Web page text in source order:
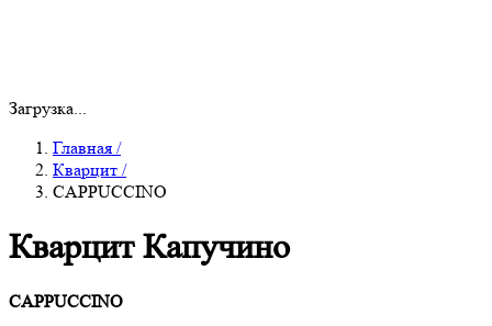
Загрузка...
Главная /
Кварцит /
CAPPUCCINO
Кварцит Капучино
CAPPUCCINO